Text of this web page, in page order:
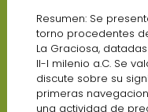
Resumen: Se
torno procedentes
La Graciosa,
II-I milenio a.C. Se
discute sobre su
primeras
una actividad de